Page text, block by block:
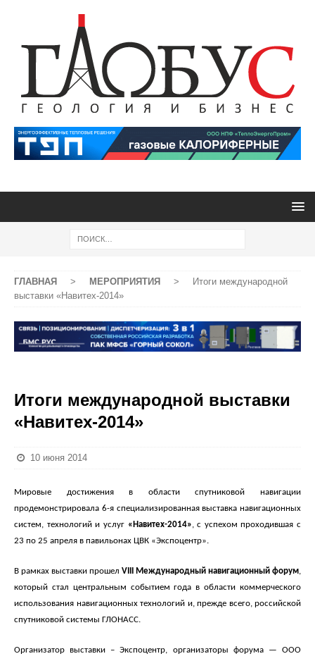
ГЛАВНАЯ > МЕРОПРИЯТИЯ >
Итоги международной
выставки «Навитех-2014»
Итоги международной выставки
«Навитех-2014»
10 июня 2014
Мировые достижения в области спутниковой навигации
продемонстрировала 6-я специализированная выставка навигационных
систем, технологий и услуг«Навитех-2014», с успехом проходившая с
23 по 25 апреля в павильонах ЦВК «Экспоцентр».
В рамках выставки прошел VIII Международный навигационный форум,
который стал центральным событием года в области коммерческого
использования навигационных технологий и, прежде всего, российской
спутниковой системы ГЛОНАСС.
Организатор выставки – Экспоцентр, организаторы форума — ООО